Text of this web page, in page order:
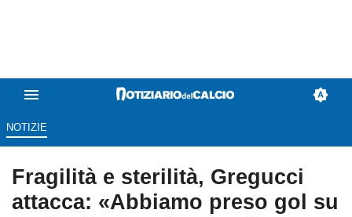
NOTIZIE
Fragilità e sterilità, Gregucci
attacca: «Abbiamo preso gol su